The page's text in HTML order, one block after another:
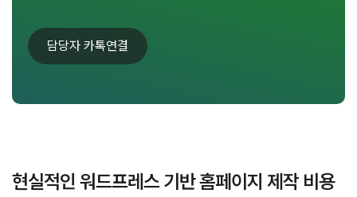
담당자 카톡연결
현실적인 워드프레스 기반 홈페이지 제작 비용